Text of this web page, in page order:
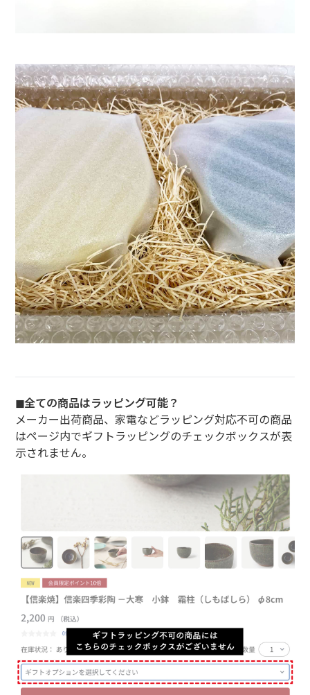
◼︎全ての商品はラッピング可能？
メーカー出荷商品、家電などラッピング対応不可の商品
はページ内でギフトラッピングのチェックボックスが表
示されません。